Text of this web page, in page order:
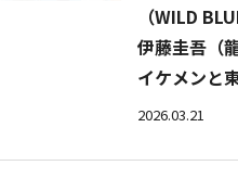
（WILD
伊藤圭吾（
イケメンと
2026.03.21